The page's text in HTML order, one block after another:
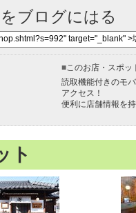
ブログにはる
■ このお店・スポ
読取機能付きのモ
アクセス！
便利に店舗情報を
ト